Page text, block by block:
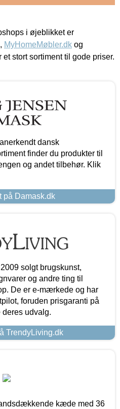
i øjeblikket er
, MyHomeMøbler.dk og
et stort sortiment til gode priser.
dansk
finder du produkter til
og andet tilbehør. Klik
på Damask.dk
solgt brugskunst,
og andre ting til
De er e-mærkede og har
foruden prisgaranti på
deres udvalg.
TrendyLiving.dk
kæde med 36